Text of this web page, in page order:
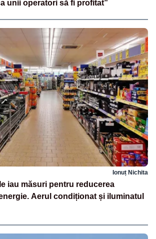
unii operatori să fi profitat”
Ionuț Nichita
iau măsuri pentru reducerea
Aerul condiționat și iluminatul